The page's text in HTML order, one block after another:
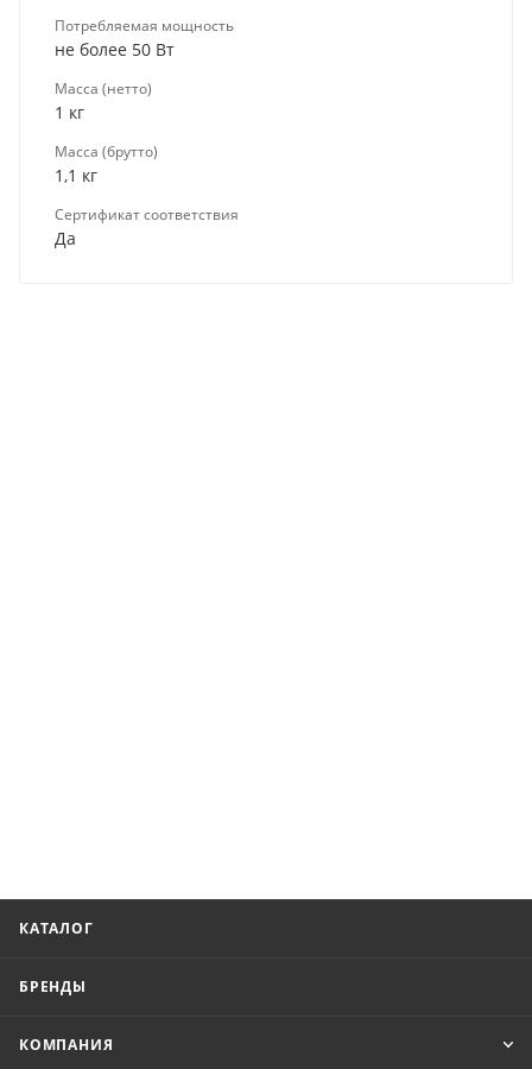
Потребляемая мощность
не более 50 Вт
Масса (нетто)
1 кг
Масса (брутто)
1,1 кг
Сертификат соответствия
Да
КАТАЛОГ
БРЕНДЫ
КОМПАНИЯ